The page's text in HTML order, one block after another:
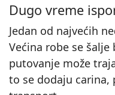
Dugo vreme
Jedan od najvećih
Većina robe se
putovanje može
to se dodaju